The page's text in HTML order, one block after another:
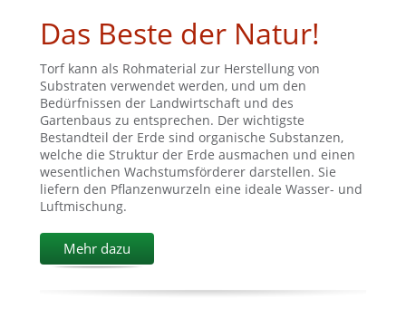
Das Beste der Natur!
Torf kann als Rohmaterial zur Herstellung von
Substraten verwendet werden, und um den
Bedürfnissen der Landwirtschaft und des
Gartenbaus zu entsprechen. Der wichtigste
Bestandteil der Erde sind organische Substanzen,
welche die Struktur der Erde ausmachen und einen
wesentlichen Wachstumsförderer darstellen. Sie
liefern den Pflanzenwurzeln eine ideale Wasser- und
Luftmischung.
Mehr dazu